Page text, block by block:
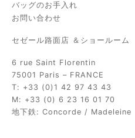
バッグのお手入れ
お問い合わせ
セゼール路面店 ＆ショールーム
6 rue Saint Florentin
75001 Paris – FRANCE
T: +33 (0)1 42 97 43 43
M: +33 (0) 6 23 16 01 70
地下鉄: Concorde / Madeleine